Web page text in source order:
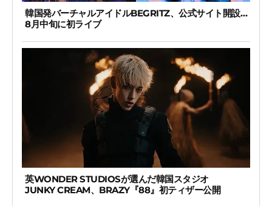
韓国発バーチャルアイドルBEGRITZ、公式サイト開設…
8月中旬に初ライブ
英WONDER STUDIOSが選んだ韓国スタジオ
JUNKY CREAM、BRAZY『88』初ティザー公開